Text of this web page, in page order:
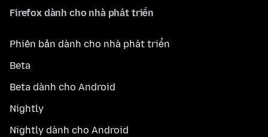
Firefox dành cho nhà phát triển
Phiên bản dành cho nhà phát triển
Beta
Beta dành cho Android
Nightly
Nightly dành cho Android